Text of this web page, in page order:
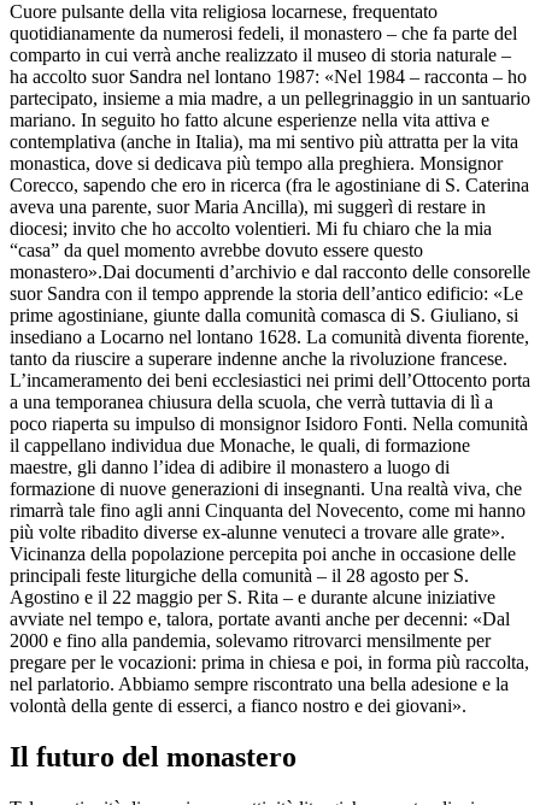
Cuore pulsante della vita religiosa locarnese, frequentato
quotidianamente da numerosi fedeli, il monastero – che fa parte del
comparto in cui verrà anche realizzato il museo di storia naturale –
ha accolto suor Sandra nel lontano 1987: «Nel 1984 – racconta – ho
partecipato, insieme a mia madre, a un pellegrinaggio in un santuario
mariano. In seguito ho fatto alcune esperienze nella vita attiva e
contemplativa (anche in Italia), ma mi sentivo più attratta per la vita
monastica, dove si dedicava più tempo alla preghiera. Monsignor
Corecco, sapendo che ero in ricerca (fra le agostiniane di S. Caterina
aveva una parente, suor Maria Ancilla), mi suggerì di restare in
diocesi; invito che ho accolto volentieri. Mi fu chiaro che la mia
“casa” da quel momento avrebbe dovuto essere questo
monastero».Dai documenti d’archivio e dal racconto delle consorelle
suor Sandra con il tempo apprende la storia dell’antico edificio: «Le
prime agostiniane, giunte dalla comunità comasca di S. Giuliano, si
insediano a Locarno nel lontano 1628. La comunità diventa fiorente,
tanto da riuscire a superare indenne anche la rivoluzione francese.
L’incameramento dei beni ecclesiastici nei primi dell’Ottocento porta
a una temporanea chiusura della scuola, che verrà tuttavia di lì a
poco riaperta su impulso di monsignor Isidoro Fonti. Nella comunità
il cappellano individua due Monache, le quali, di formazione
maestre, gli danno l’idea di adibire il monastero a luogo di
formazione di nuove generazioni di insegnanti. Una realtà viva, che
rimarrà tale fino agli anni Cinquanta del Novecento, come mi hanno
più volte ribadito diverse ex-alunne venuteci a trovare alle grate».
Vicinanza della popolazione percepita poi anche in occasione delle
principali feste liturgiche della comunità – il 28 agosto per S.
Agostino e il 22 maggio per S. Rita – e durante alcune iniziative
avviate nel tempo e, talora, portate avanti anche per decenni: «Dal
2000 e fino alla pandemia, solevamo ritrovarci mensilmente per
pregare per le vocazioni: prima in chiesa e poi, in forma più raccolta,
nel parlatorio. Abbiamo sempre riscontrato una bella adesione e la
volontà della gente di esserci, a fianco nostro e dei giovani».
Il futuro del monastero